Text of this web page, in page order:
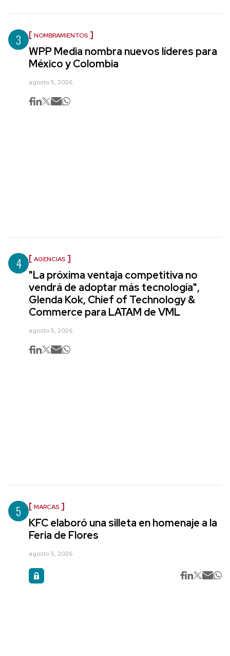
3 NOMBRAMIENTOS
WPP Media nombra nuevos líderes para
México y Colombia
agosto 5, 2026
4 AGENCIAS
"La próxima ventaja competitiva no
vendrá de adoptar más tecnología",
Glenda Kok, Chief of Technology &
Commerce para LATAM de VML
agosto 5, 2026
5 MARCAS
KFC elaboró una silleta en homenaje a la
Feria de Flores
agosto 5, 2026